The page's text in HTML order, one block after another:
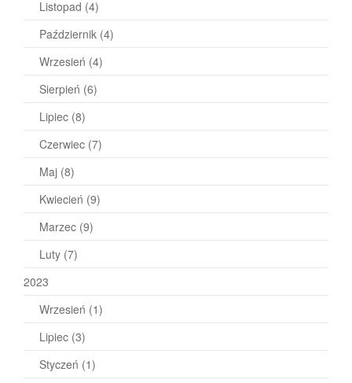
Listopad (4)
Październik (4)
Wrzesień (4)
Sierpień (6)
Lipiec (8)
Czerwiec (7)
Maj (8)
Kwiecień (9)
Marzec (9)
Luty (7)
2023
Wrzesień (1)
Lipiec (3)
Styczeń (1)